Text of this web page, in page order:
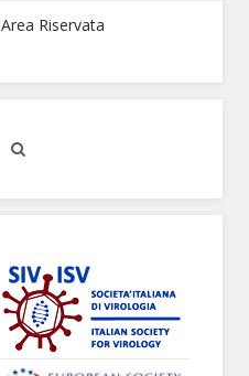
Area Riservata